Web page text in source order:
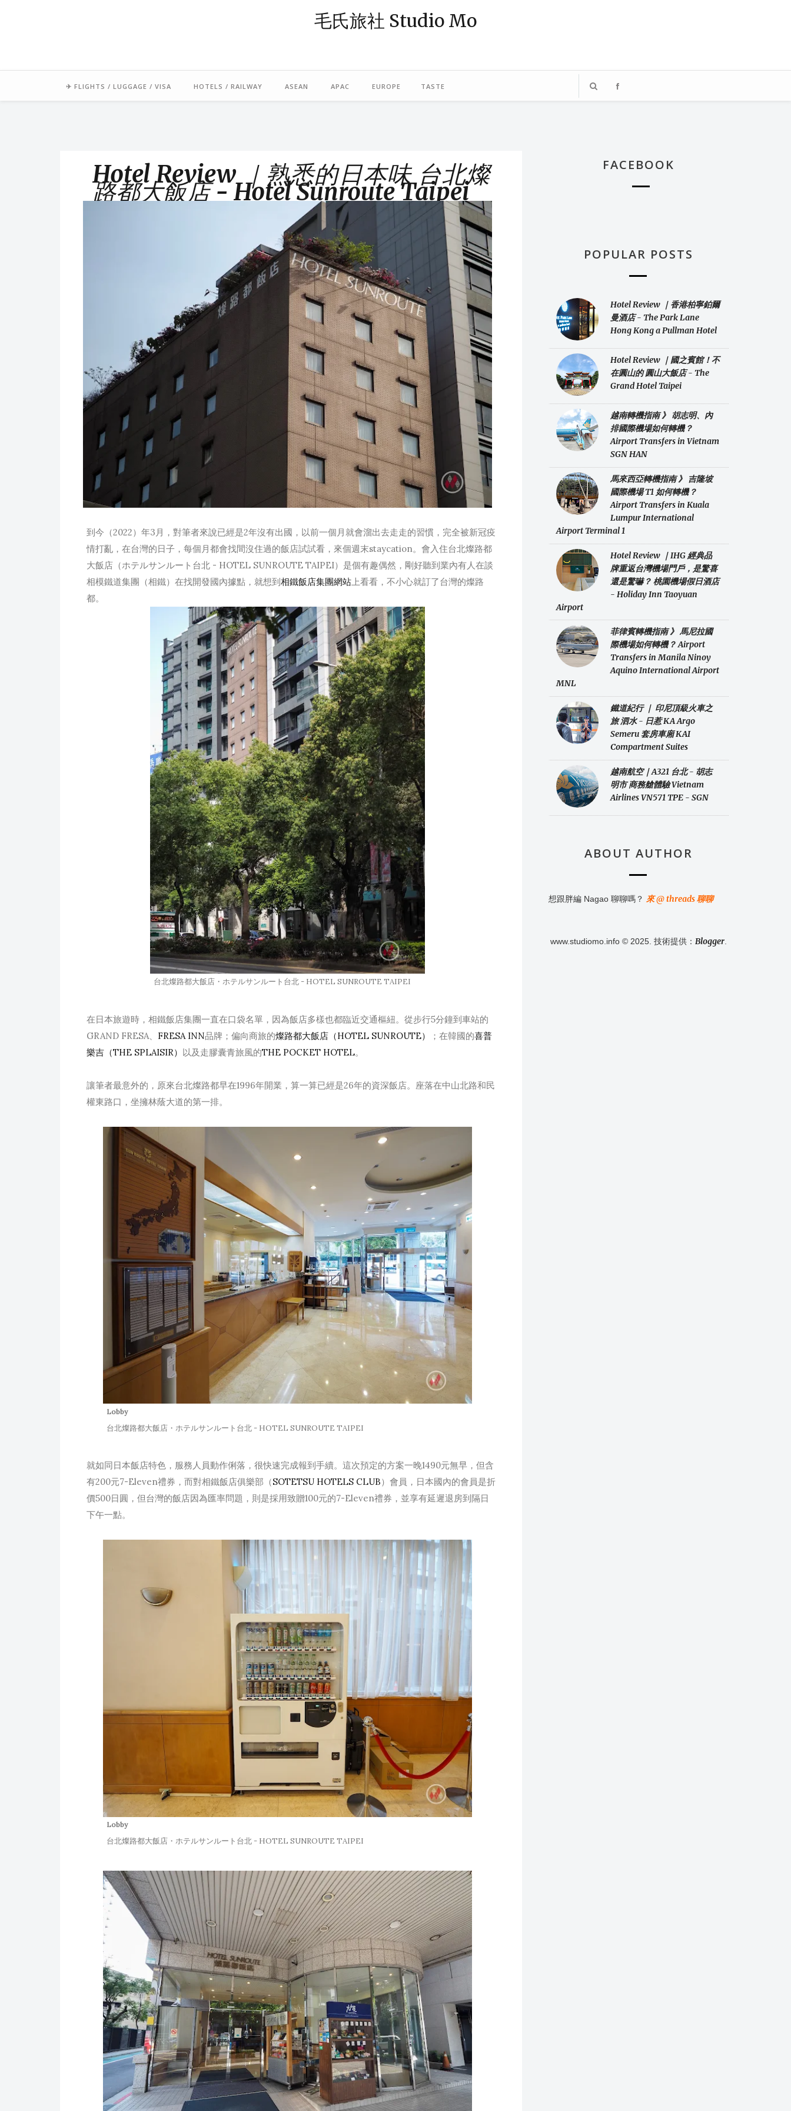
毛氏旅社 Studio Mo
✈ FLIGHTS / LUGGAGE / VISA HOTELS / RAILWAY ASEAN APAC EUROPE TASTE
Hotel Review ｜熟悉的日本味 台北燦
路都大飯店 - Hotel Sunroute Taipei
到今（2022）年3月，對筆者來說已經是2年沒有出國，以前一個月就會溜出去走走的習慣，完全被新冠疫
情打亂，在台灣的日子，每個月都會找間沒住過的飯店試試看，來個週末staycation。會入住台北燦路都
大飯店（ホテルサンルート台北 - HOTEL SUNROUTE TAIPEI）是個有趣偶然，剛好聽到業內有人在談
相模鐵道集團（相鐵）在找開發國內據點，就想到 相鐵飯店集團網站上看看，不小心就訂了台灣的燦路
都。
台北燦路都大飯店・ホテルサンルート台北 - HOTEL SUNROUTE TAIPEI
在日本旅遊時，相鐵飯店集團一直在口袋名單，因為飯店多樣也都臨近交通樞紐。從步行5分鐘到車站的
GRAND FRESA、 FRESA INN品牌；偏向商旅的燦路都大飯店（HOTEL SUNROUTE） ；在韓國的喜普
樂吉（THE SPLAISIR） 以及走膠囊青旅風的THE POCKET HOTEL。
讓筆者最意外的，原來台北燦路都早在1996年開業，算一算已經是26年的資深飯店。座落在中山北路和民
權東路口，坐擁林蔭大道的第一排。
Lobby
台北燦路都大飯店・ホテルサンルート台北 - HOTEL SUNROUTE TAIPEI
就如同日本飯店特色，服務人員動作俐落，很快速完成報到手續。這次預定的方案一晚1490元無早，但含
有200元7-Eleven禮券，而對相鐵飯店俱樂部（SOTETSU HOTELS CLUB）會員，日本國內的會員是折
價500日圓，但台灣的飯店因為匯率問題，則是採用致贈100元的7-Eleven禮券，並享有延遲退房到隔日
下午一點。
Lobby
台北燦路都大飯店・ホテルサンルート台北 - HOTEL SUNROUTE TAIPEI
FACEBOOK
POPULAR POSTS
Hotel Review ｜香港柏寧鉑爾
曼酒店 - The Park Lane
Hong Kong a Pullman Hotel
Hotel Review ｜國之賓館！不
在圓山的 圓山大飯店 - The
Grand Hotel Taipei
越南轉機指南 》 胡志明、內
排國際機場如何轉機？
Airport Transfers in Vietnam
SGN HAN
馬來西亞轉機指南 》 吉隆坡
國際機場 T1 如何轉機？
Airport Transfers in Kuala
Lumpur International
Airport Terminal 1
Hotel Review ｜IHG 經典品
牌重返台灣機場門戶，是驚喜
還是驚嚇？ 桃園機場假日酒店
- Holiday Inn Taoyuan
Airport
菲律賓轉機指南 》 馬尼拉國
際機場如何轉機？ Airport
Transfers in Manila Ninoy
Aquino International Airport
MNL
鐵道紀行 ｜ 印尼頂級火車之
旅 泗水 - 日惹 KA Argo
Semeru 套房車廂 KAI
Compartment Suites
越南航空｜A321 台北 - 胡志
明市 商務艙體驗 Vietnam
Airlines VN571 TPE - SGN
ABOUT AUTHOR
想跟胖編 Nagao 聊聊嗎？ 來 @ threads 聊聊
www.studiomo.info © 2025. 技術提供： Blogger